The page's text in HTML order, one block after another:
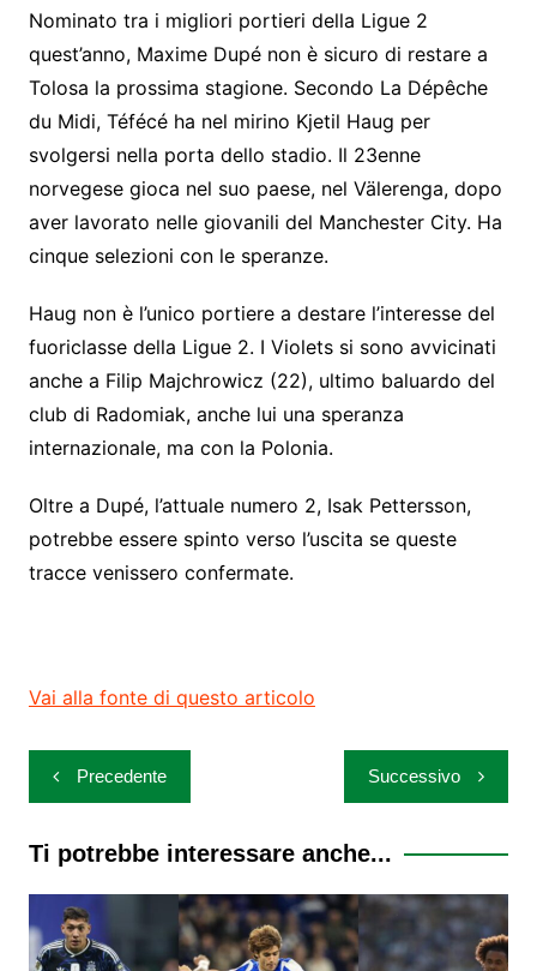
Nominato tra i migliori portieri della Ligue 2
quest’anno, Maxime Dupé non è sicuro di restare a
Tolosa la prossima stagione. Secondo La Dépêche
du Midi, Téfécé ha nel mirino Kjetil Haug per
svolgersi nella porta dello stadio. Il 23enne
norvegese gioca nel suo paese, nel Välerenga, dopo
aver lavorato nelle giovanili del Manchester City. Ha
cinque selezioni con le speranze.
Haug non è l’unico portiere a destare l’interesse del
fuoriclasse della Ligue 2. I Violets si sono avvicinati
anche a Filip Majchrowicz (22), ultimo baluardo del
club di Radomiak, anche lui una speranza
internazionale, ma con la Polonia.
Oltre a Dupé, l’attuale numero 2, Isak Pettersson,
potrebbe essere spinto verso l’uscita se queste
tracce venissero confermate.
Vai alla fonte di questo articolo
Navigazione
articoli
Precedente Successivo
Ti potrebbe interessare anche...